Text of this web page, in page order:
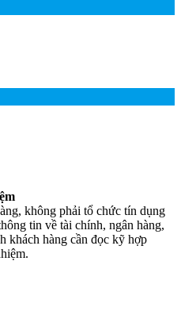
không phải tổ chức tín dụng
tin về tài chính, ngân hàng,
khách hàng cần đọc kỹ hợp